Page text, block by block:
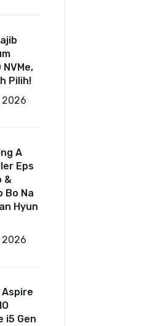
NVMe,
Pilih!
A
Eps
&
Bo Na
Hyun
i5 Gen